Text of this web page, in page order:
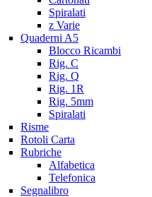
Spiralati
z Varie
Quaderni A5
Blocco Ricambi
Rig. C
Rig. Q
Rig. 1R
Rig. 5mm
Spiralati
Risme
Rotoli Carta
Rubriche
Alfabetica
Telefonica
Segnalibro